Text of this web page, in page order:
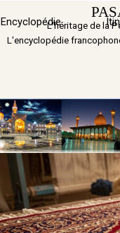
EncyclopédieL'héritage de la
L'encyclopédie